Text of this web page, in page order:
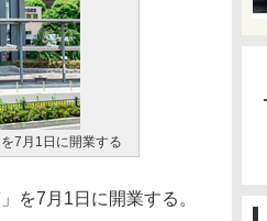
7月1日に開業する
を7月1日に開業する。